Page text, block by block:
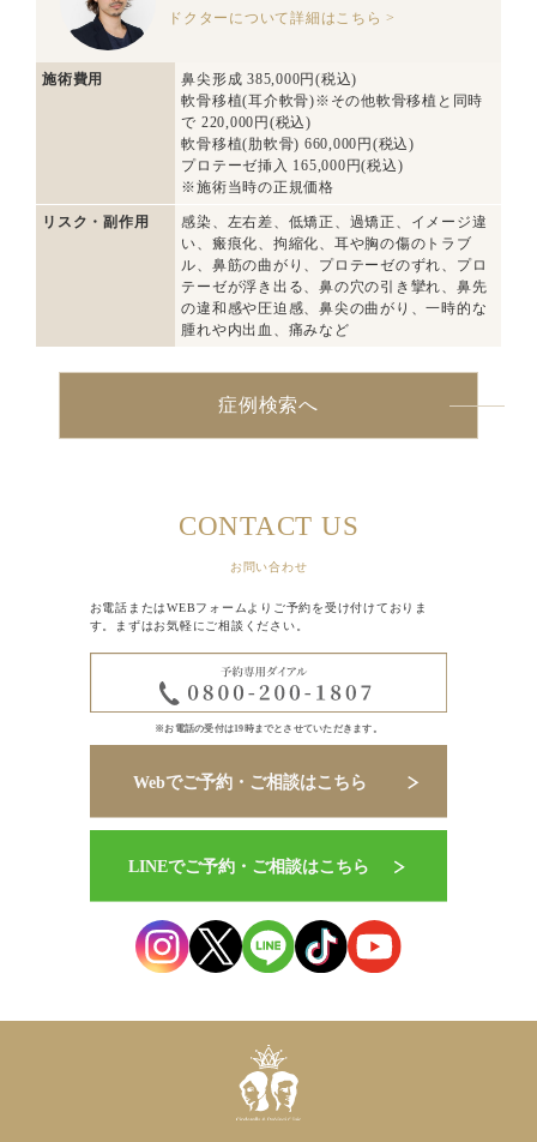
ドクターについて詳細はこちら >
施術費用
鼻尖形成 385,000円(税込)
軟骨移植(耳介軟骨)※その他軟骨移植と同時
で 220,000円(税込)
軟骨移植(肋軟骨) 660,000円(税込)
プロテーゼ挿入 165,000円(税込)
※施術当時の正規価格
リスク・副作用
感染、左右差、低矯正、過矯正、イメージ違
い、瘢痕化、拘縮化、耳や胸の傷のトラブ
ル、鼻筋の曲がり、プロテーゼのずれ、プロ
テーゼが浮き出る、鼻の穴の引き攣れ、鼻先
の違和感や圧迫感、鼻尖の曲がり、一時的な
腫れや内出血、痛みなど
症例検索へ
CONTACT US
お問い合わせ
お電話またはWEBフォームよりご予約を受け付けておりま
す。まずはお気軽にご相談ください。
※お電話の受付は19時までとさせていただきます。